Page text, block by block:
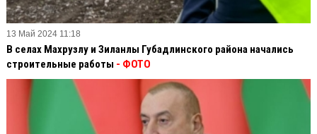
13 Май 2024 11:18
В селах Махрузлу и Зиланлы Губадлинского района начались
строительные работы - ФОТО